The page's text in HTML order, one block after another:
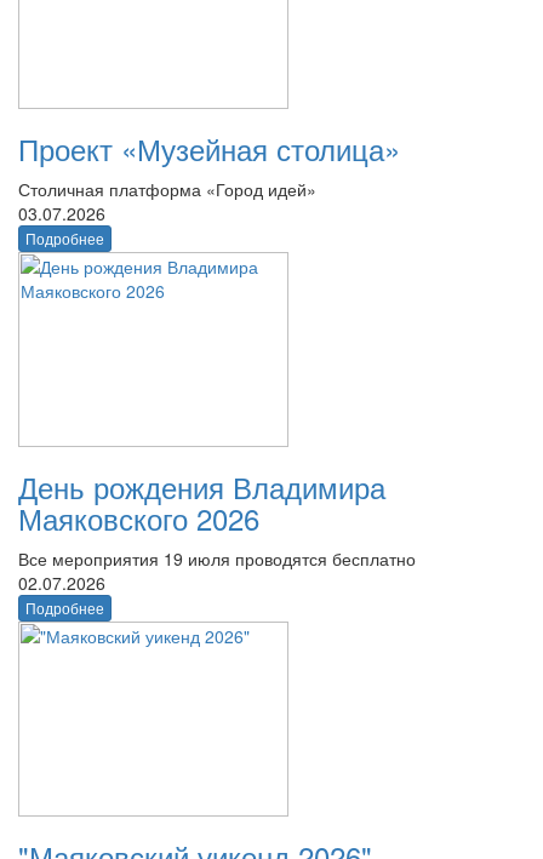
Проект «Музейная столица»
Столичная платформа «Город идей»
03.07.2026
Подробнее
День рождения Владимира
Маяковского 2026
Все мероприятия 19 июля проводятся бесплатно
02.07.2026
Подробнее